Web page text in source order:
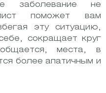
заболевание не
поможет вам
эту ситуацию,
сокращает круг
места, в
более апатичным и